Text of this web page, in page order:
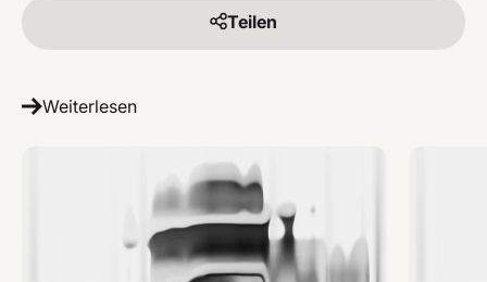
Teilen
Weiterlesen